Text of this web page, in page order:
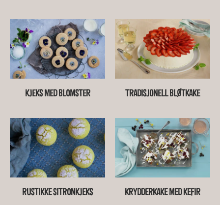
KJEKS MED BLOMSTER TRADISJONELL BLØTKAKE
RUSTIKKE SITRONKJEKS KRYDDERKAKE MED KEFIR